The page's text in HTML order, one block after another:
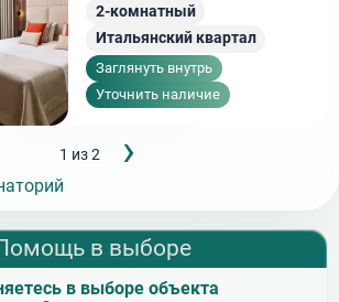
2-комнатный
Итальянский квартал
Заглянуть внутрь
Уточнить наличие
1 из 2 страница
›
в выборе
в выборе объекта